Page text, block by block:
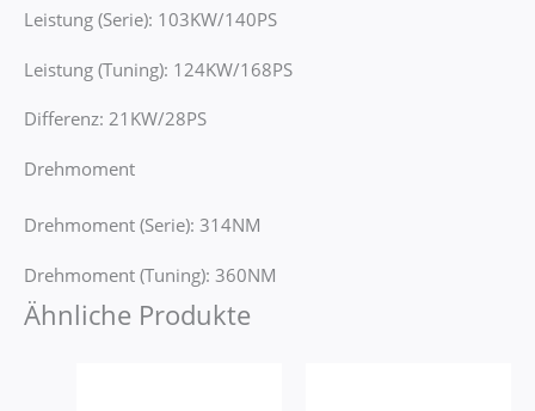
Leistung (Serie): 103KW/140PS
Leistung (Tuning): 124KW/168PS
Differenz: 21KW/28PS
Drehmoment
Drehmoment (Serie): 314NM
Drehmoment (Tuning): 360NM
Ähnliche Produkte